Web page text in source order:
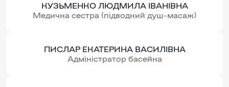
КУЗЬМЕНКО ЛЮДМИЛА ІВАНІВНА
Медична сестра (підводний душ-масаж)
ПИСЛАР ЕКАТЕРИНА ВАСИЛІВНА
Адміністратор басейна